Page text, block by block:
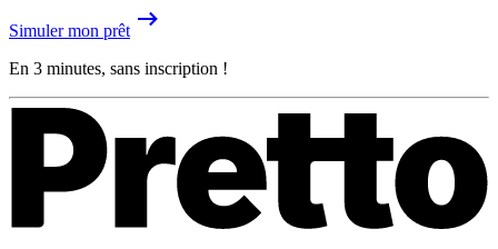
Simuler mon prêt
En 3 minutes, sans inscription !